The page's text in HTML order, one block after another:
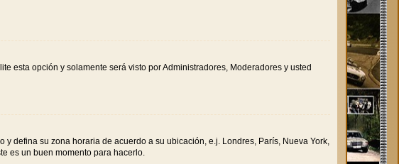
esta opción y solamente será visto por Administradores, Moderadores y usted
defina su zona horaria de acuerdo a su ubicación, e.j. Londres, París, Nueva York,
es un buen momento para hacerlo.